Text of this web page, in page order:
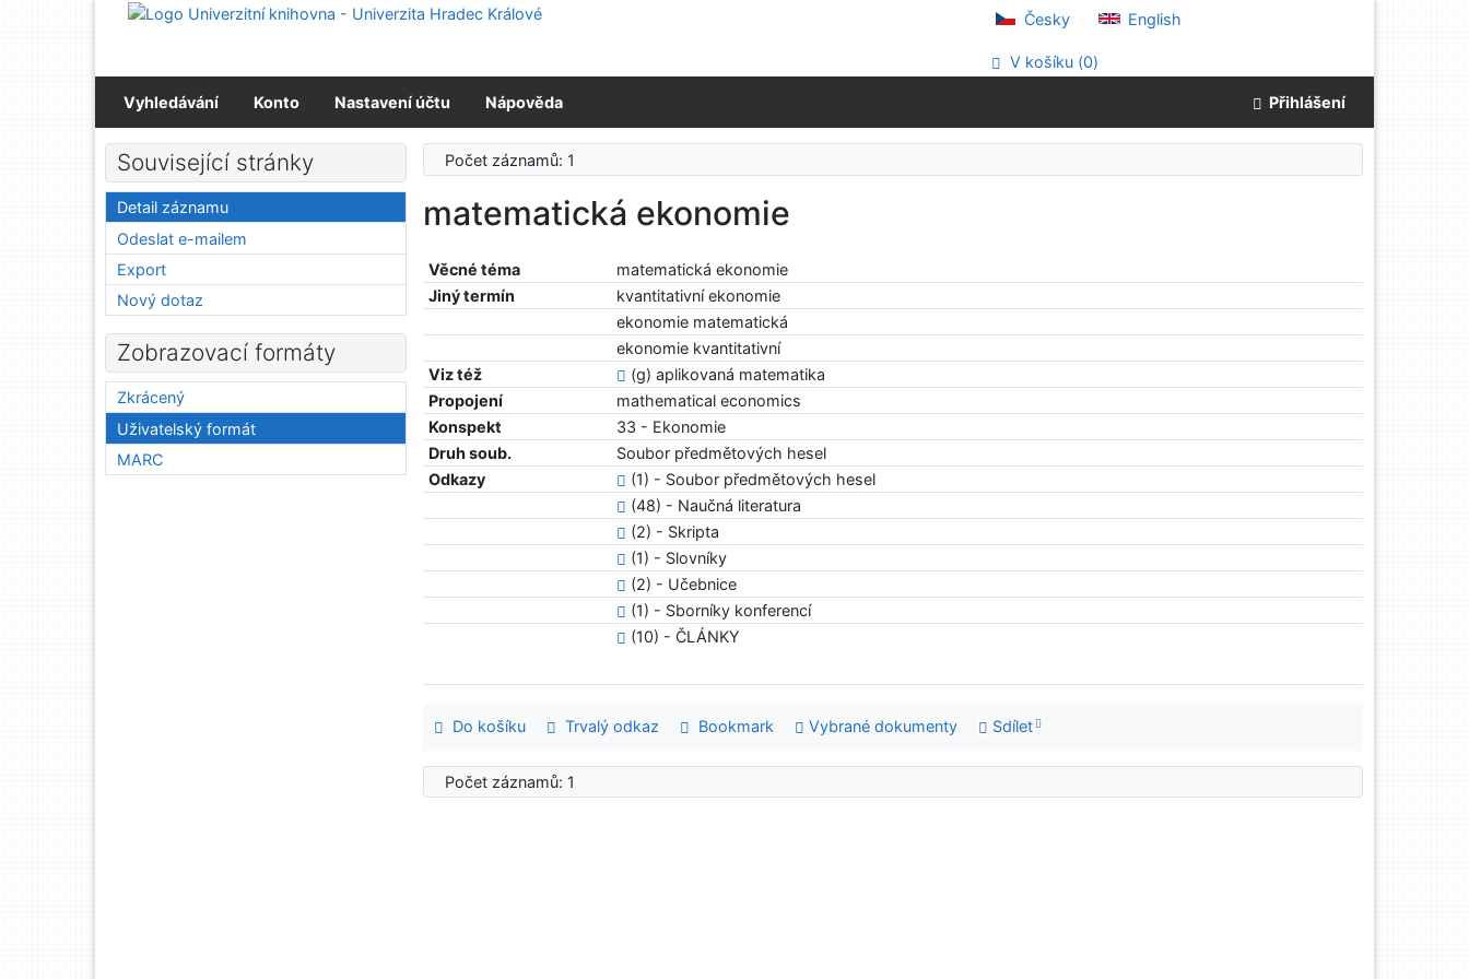
Přejít na obsah
Česky English
V košíku (0)
Vyhledávání Konto Nastavení účtu Nápověda Přihlášení
Počet záznamů: 1
matematická ekonomie
Věcné téma
matematická ekonomie
Jiný termín
kvantitativní ekonomie
ekonomie matematická
ekonomie kvantitativní
Viz též
(g) aplikovaná matematika
Propojení
mathematical economics
Konspekt
33 - Ekonomie
Druh soub.
Soubor předmětových hesel
Odkazy
(1) - Soubor předmětových hesel
(48) - Naučná literatura
(2) - Skripta
(1) - Slovníky
(2) - Učebnice
(1) - Sborníky konferencí
(10) - ČLÁNKY
Do košíku Trvalý odkaz Bookmark Vybrané dokumenty Sdílet
Počet záznamů: 1
Související stránky
Detail záznamu
Odeslat e-mailem
Export
Nový dotaz
Zobrazovací formáty
Zkrácený
Uživatelský formát
MARC